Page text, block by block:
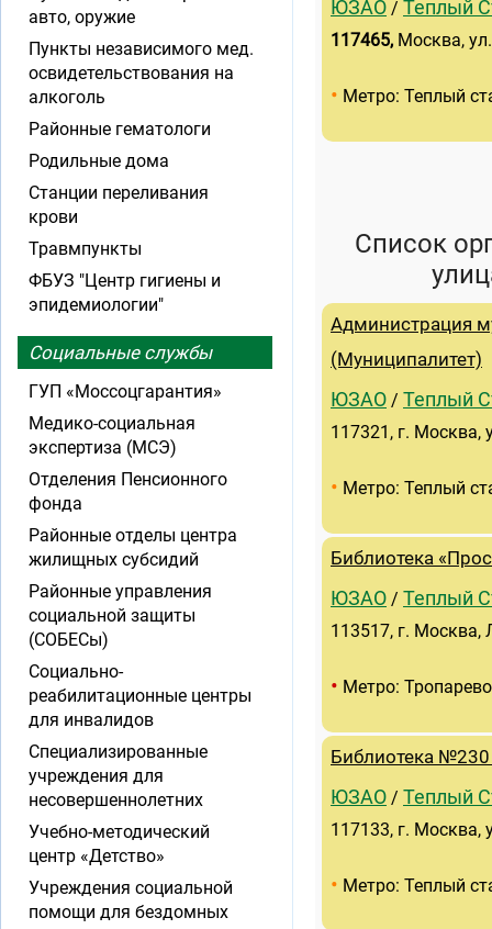
ЮЗАО / Теплый
117465, Москва,
• Метро: Теплый
Список
Администрация
(Муниципалитет)
ЮЗАО / Теплый
117321, г. Москва,
• Метро: Теплый
Библиотека
ЮЗАО / Теплый
113517, г. Москва,
• Метро: Тропарево
Библиотека
ЮЗАО / Теплый
117133, г. Москва,
• Метро: Теплый
авто, оружие
Пункты независимого мед.
освидетельствования на
алкоголь
Районные гематологи
Родильные дома
Станции переливания
крови
Травмпункты
ФБУЗ "Центр гигиены и
эпидемиологии"
Социальные службы
ГУП «Моссоцгарантия»
Медико-социальная
экспертиза (МСЭ)
Отделения Пенсионного
фонда
Районные отделы центра
жилищных субсидий
Районные управления
социальной защиты
(СОБЕСы)
Социально-
реабилитационные центры
для инвалидов
Специализированные
учреждения для
несовершеннолетних
Учебно-методический
центр «Детство»
Учреждения социальной
помощи для бездомных